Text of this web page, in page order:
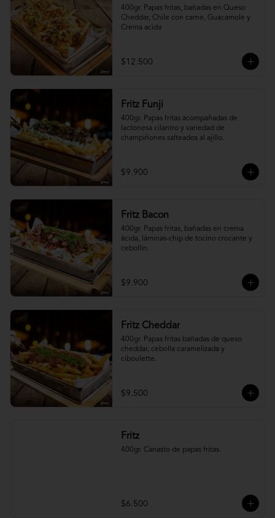
400gr. Papas fritas, bañadas en Queso
Cheddar, Chile con carne, Guacamole y
Crema acida
$12.500
Fritz Funji
400gr. Papas fritas acompañadas de
lactonesa cilantro y variedad de
champiñones salteados al ajillo.
$9.900
Fritz Bacon
400gr. Papas fritas, bañadas en crema
ácida, láminas-chip de tocino crocante y
cebollín.
$9.900
Fritz Cheddar
400gr. Papas fritas bañadas de queso
cheddar, cebolla caramelizada y
ciboulette.
$9.500
Fritz
400gr. Canasto de papas fritas.
$6.500